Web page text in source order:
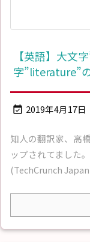
【英語】大文
字”literature”
 2019年4月17日
知人の翻訳家、高
ップされてました
(TechCrunch